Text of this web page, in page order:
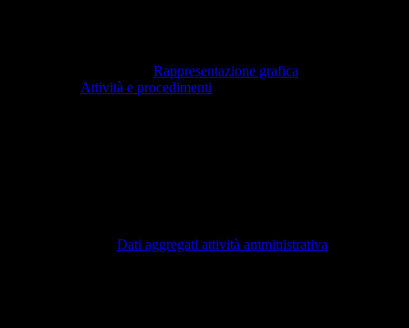
Rappresentazione grafica
Attività e procedimenti
Dati aggregati attività amministrativa